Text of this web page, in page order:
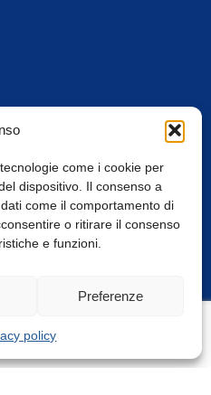
come i cookie per
dispositivo. Il consenso a
come il comportamento di
o ritirare il consenso
e funzioni.
Preferenze
policy